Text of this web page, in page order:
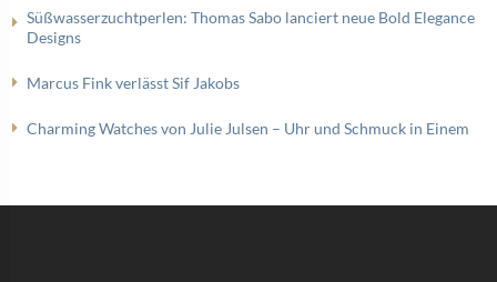
Süßwasserzuchtperlen: Thomas Sabo lanciert neue Bold Elegance
Designs
Marcus Fink verlässt Sif Jakobs
Charming Watches von Julie Julsen – Uhr und Schmuck in Einem